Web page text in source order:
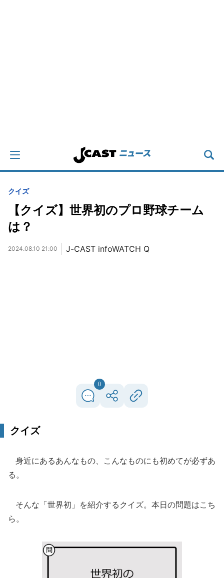
クイズ
【クイズ】世界初のプロ野球チーム
は？
2024.08.10 21:00 J-CAST infoWATCH Q
0
クイズ
身近にあるあんなもの、こんなものにも初めてが必ずあ
る。
そんな「世界初」を紹介するクイズ。本日の問題はこち
ら。